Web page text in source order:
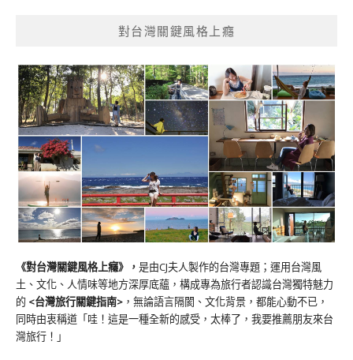
對台灣關鍵風格上癮
《對台灣關鍵風格上癮》 ， 是由CJ夫人製作的台灣專題；運用台灣風
土、文化、人情味等地方深厚底蘊，構成專為旅行者認識台灣獨特魅力
的 <台灣旅行關鍵指南> ，無論語言隔閡、文化背景，都能心動不已，
同時由衷稱道「哇！這是一種全新的感受，太棒了，我要推薦朋友來台
灣旅行！」